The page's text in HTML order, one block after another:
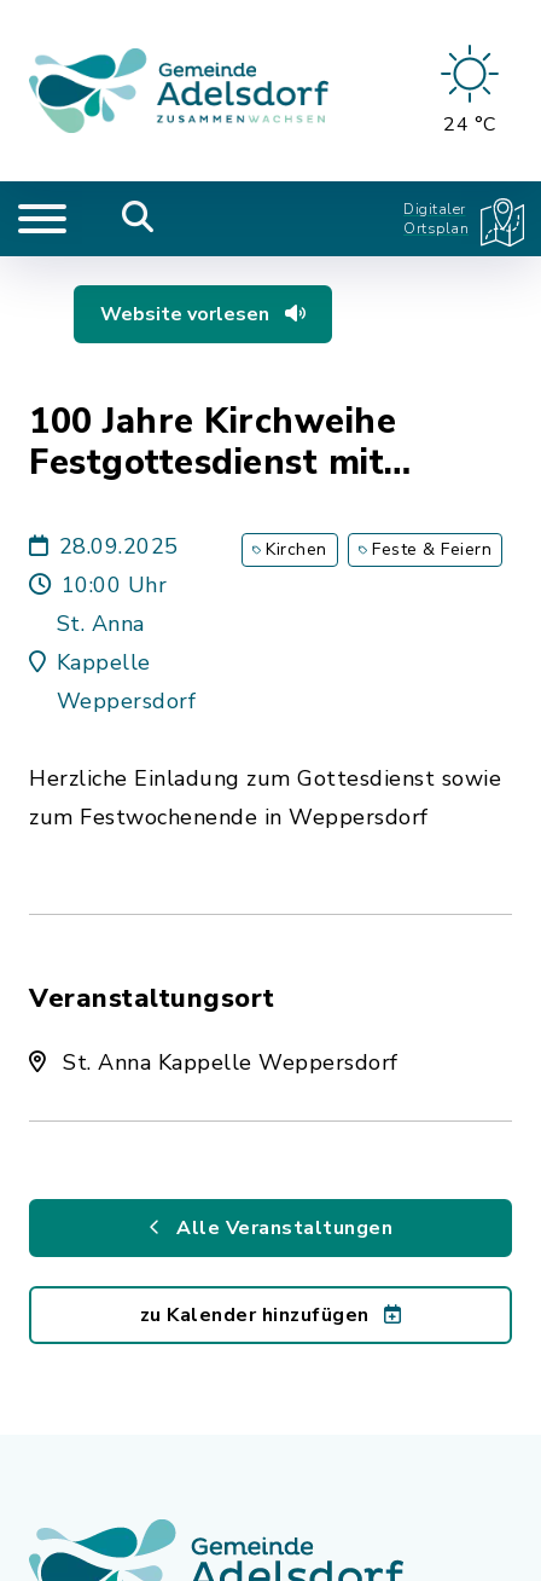
24 °C
Digitaler
Ortsplan
Website vorlesen
100 Jahre Kirchweihe
Festgottesdienst mit
28.09.2025
10:00 Uhr
St. Anna
Kappelle
Weppersdorf
Kirchen Feste & Feiern
Herzliche Einladung zum Gottesdienst sowie
zum Festwochenende in Weppersdorf
Veranstaltungsort
St. Anna Kappelle Weppersdorf
Alle Veranstaltungen
zu Kalender hinzufügen